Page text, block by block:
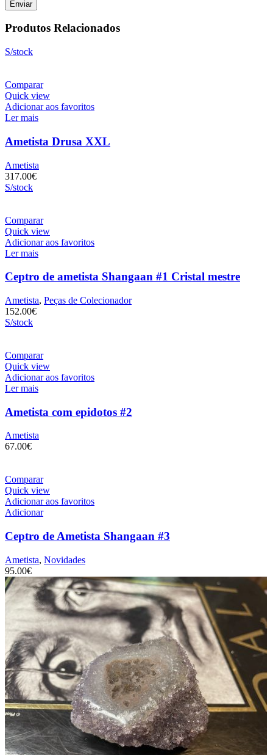
Produtos Relacionados
S/stock
Comparar
Quick view
Adicionar aos favoritos
Ler mais
Ametista Drusa XXL
Ametista
317.00€
S/stock
Comparar
Quick view
Adicionar aos favoritos
Ler mais
Ceptro de ametista Shangaan #1 Cristal mestre
Ametista, Peças de Colecionador
152.00€
S/stock
Comparar
Quick view
Adicionar aos favoritos
Ler mais
Ametista com epidotos #2
Ametista
67.00€
Comparar
Quick view
Adicionar aos favoritos
Adicionar
Ceptro de Ametista Shangaan #3
Ametista, Novidades
95.00€